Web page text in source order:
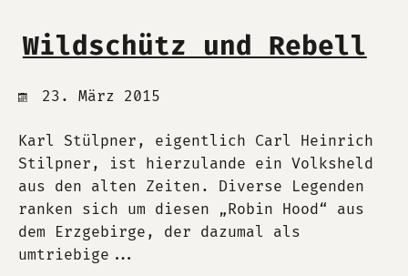
Wildschütz und Rebell
23. März 2015
Karl Stülpner, eigentlich Carl Heinrich
Stilpner, ist hierzulande ein Volksheld
aus den alten Zeiten. Diverse Legenden
ranken sich um diesen „Robin Hood“ aus
dem Erzgebirge, der dazumal als
umtriebige...